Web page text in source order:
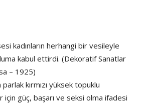
kadınların herhangi bir vesileyle
kabul ettirdi. (Dekoratif Sanatlar
– 1925)
kırmızı yüksek topuklu
için güç, başarı ve seksi olma ifadesi